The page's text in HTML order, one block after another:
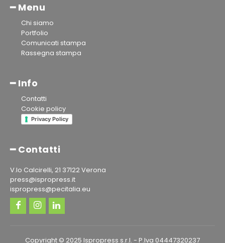
━ Menu
Chi siamo
Portfolio
Comunicati stampa
Rassegna stampa
━ Info
Contatti
Cookie policy
Privacy Policy
━ Contatti
V.lo Calcirelli, 21 37122 Verona
press@ispropress.it
ispropress@pecitalia.eu
Copyright © 2025 Ispropress s.r.l. - P.Iva 04447320237